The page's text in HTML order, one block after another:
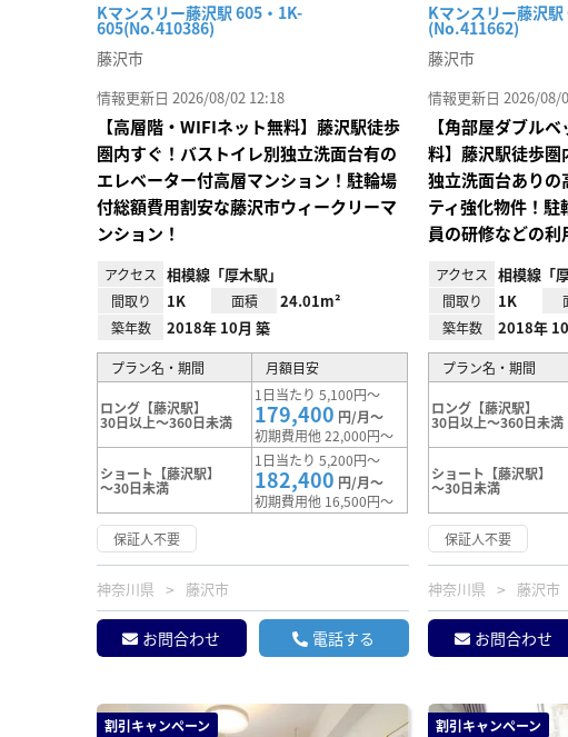
Kマンスリー藤沢駅 605・1K-
605(No.410386)
藤沢市
情報更新日 2026/08/02 12:18
【高層階・WIFIネット無料】藤沢駅徒歩
圏内すぐ！バストイレ別独立洗面台有の
エレベーター付高層マンション！駐輪場
付総額費用割安な藤沢市ウィークリーマ
ンション！
アクセス 相模線「厚木駅」
間取り 1K 面積 24.01m²
築年数 2018年 10月 築
プラン名・期間 月額目安
ロング【藤沢駅】
30日以上～360日未満
1日当たり 5,100円～
179,400 円/月～
初期費用他 22,000円～
ショート【藤沢駅】
～30日未満
1日当たり 5,200円～
182,400 円/月～
初期費用他 16,500円～
保証人不要
神奈川県 藤沢市
お問合わせ 電話する
Kマンスリー藤沢駅
(No.411662)
藤沢市
情報更新日 2026/08/
【角部屋ダブル
料】藤沢駅徒歩圏
独立洗面台ありの
ティ強化物件！
員の研修などの利
アクセス 相模線「
間取り 1K
築年数 2018年
プラン名・期間
ロング【藤沢駅】
30日以上～360日未満
ショート【藤沢駅】
～30日未満
保証人不要
神奈川県 藤沢市
お問合わせ
割引キャンペーン 割引キャンペーン